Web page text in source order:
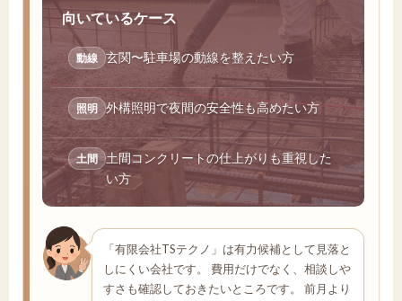
向いているケース
動線 玄関〜駐車場の動線を整えたい方
照明 外構照明で夜間の安全性も高めたい方
土間
土間コンクリートの仕上がりも重視した
い方
「有限会社TSテクノ」は有力候補として見落と
しにくい会社です。 費用だけでなく、相談しや
すさも確認しておきたいところです。 前月より